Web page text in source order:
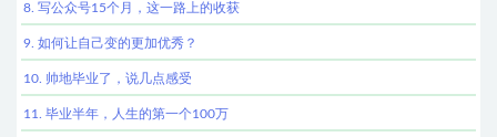
8. 写公众号15个月，这一路上的收获
9. 如何让自己变的更加优秀？
10. 帅地毕业了，说几点感受
11. 毕业半年，人生的第一个100万